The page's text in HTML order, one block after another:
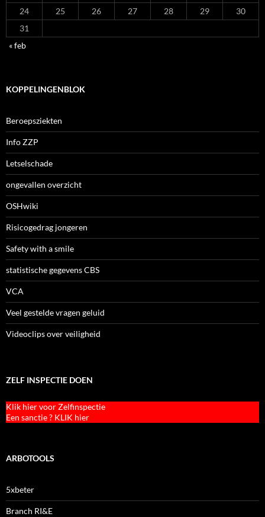
24
25 26 27 28 29
30
31
« feb
KOPPELINGENBLOK
Beroepsziekten
Info ZZP
Letselschade
ongevallen overzicht
OSHwiki
Risicogedrag jongeren
Safety with a smile
statistische gegevens CBS
VCA
Veel gestelde vragen geluid
Videoclips over veiligheid
ZELF INSPECTIE DOEN
Klik hier voor Zelfinspectie
Een sanctie ? KLIK hier
ARBOTOOLS
5xbeter
Branch RI&E